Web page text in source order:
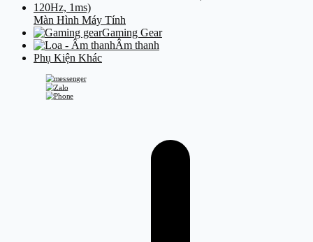
Màn Hình Máy Tính
Gaming Gear
Âm thanh
Phụ Kiện Khác